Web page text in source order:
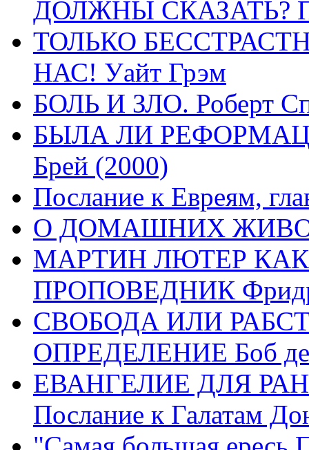
ДОЛЖНЫ СКАЗАТЬ?
ТОЛЬКО
НАС! Уайт Грэм
БОЛЬ И ЗЛО. Роберт
БЫЛА ЛИ
Брей (2000)
Послание к Евреям,
О ДОМАШНИХ
МАРТИН ЛЮТЕР
ПРОПОВЕДНИК
СВОБОДА ИЛИ
ОПРЕДЕЛЕНИЕ Боб де
ЕВАНГЕЛИЕ ДЛЯ
Послание к Галатам